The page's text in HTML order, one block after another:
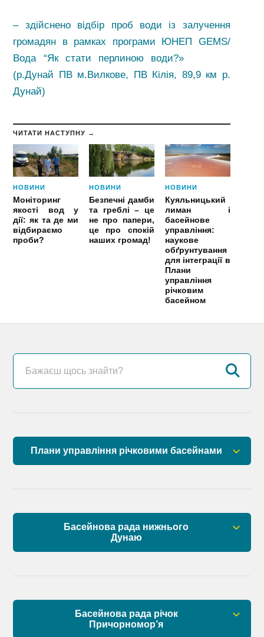
– здійснено відбір проб води із залучення
громадян в рамках програми ЮНЕП GEMS/
Вода “Як стати перлиною води?»
(р.Дунай ПВ м.Вилкове, ПВ Кілія, 89,9 км р.
Дунай)
ЧИТАТИ НАСТУПНУ →
НОВИНИ
Моніторинг
якості вод у
дії: як та де ми
відбираємо
проби?
НОВИНИ
Безпечні дамби
та греблі – це
не про папери,
це про спокій
наших громад!
НОВИНИ
Куяльницький
лиман і
басейнове
управління:
наукове
обґрунтування
для інтеграції в
Плани
управління
річковим
басейном
Плани управління річковими басейнами
Басейнова рада нижнього
Дунаю
Склад Басейнової ради нижнього Дунаю
Басейнова рада річок
Причорномор’я